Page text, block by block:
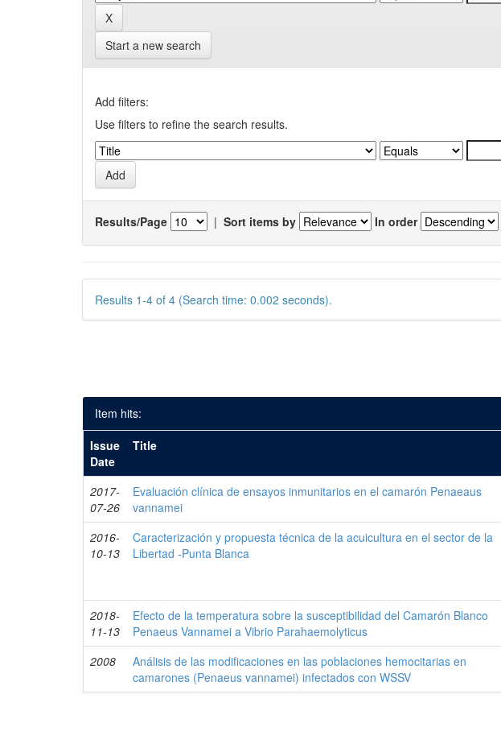
Start a new search
Add filters:
Use filters to refine the search results.
Results/Page | Sort items by In order
Results 1-4 of 4 (Search time: 0.002 seconds).
Item hits:
Issue
Date
Title
2017-
07-26
Evaluación clínica de ensayos inmunitarios en el camarón Penaeaus
vannamei
2016-
10-13
Caracterización y propuesta técnica de la acuicultura en el sector de la
Libertad -Punta Blanca
2018-
11-13
Efecto de la temperatura sobre la susceptibilidad del Camarón Blanco
Penaeus Vannamei a Vibrio Parahaemolyticus
2008
Análisis de las modificaciones en las poblaciones hemocitarias en
camarones (Penaeus vannamei) infectados con WSSV